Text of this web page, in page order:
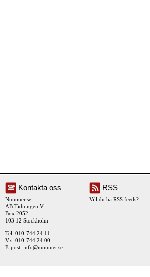
Kontakta oss
Nummer.se
AB Tidningen Vi
Box 2052
103 12 Stockholm
Tel: 010-744 24 11
Vx: 010-744 24 00
E-post: info@nummer.se
RSS
Vill du ha RSS feeds?